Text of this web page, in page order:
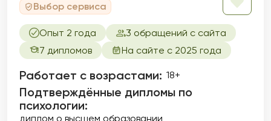
Выбор сервиса
Опыт 2 года
3 обращений с сайта
7 дипломов
На сайте с 2025 года
Работает с возрастами: 18+
Подтверждённые дипломы по
психологии:
диплом о высшем образовании